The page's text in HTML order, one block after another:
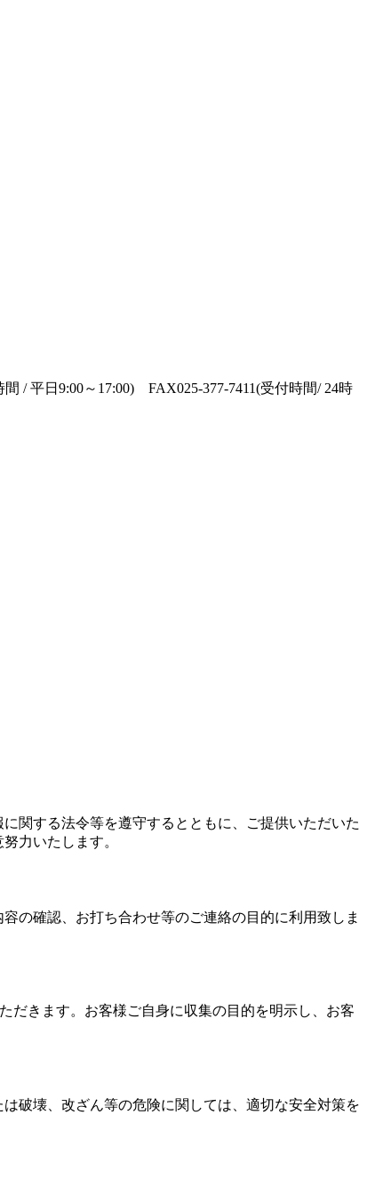
関する法令等を遵守するとともに、ご提供いただいた
力いたします。
の確認、お打ち合わせ等のご連絡の目的に利用致しま
だきます。お客様ご自身に収集の目的を明示し、お客
破壊、改ざん等の危険に関しては、適切な安全対策を